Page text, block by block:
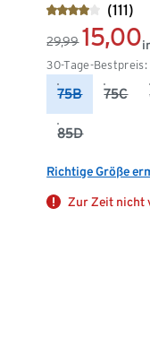
(111)
29,99 15,00
30-Tage-Bestpreis:
75B 75C
85D
Richtige Größe
Zur Zeit nicht